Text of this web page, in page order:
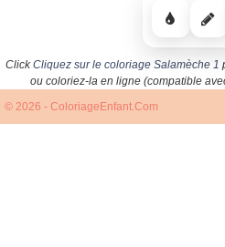
ClickCliquez sur le coloriage Salamèche 1
ou coloriez-la en ligne (compatible
© 2026 - ColoriageEnfant.Com